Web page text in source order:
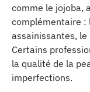
comme le jojoba,
complémentaire :
assainissantes,
Certains
la qualité de la
imperfections.